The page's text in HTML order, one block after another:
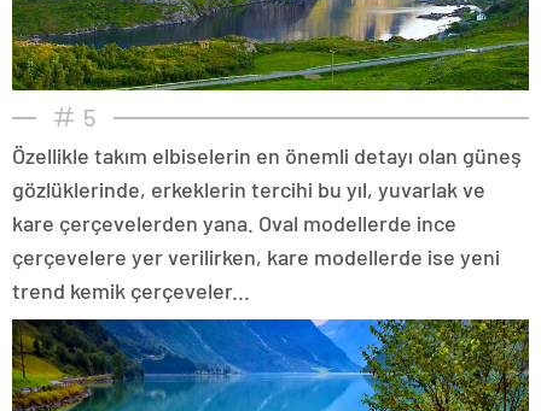
5
Özellikle takım elbiselerin en önemli detayı olan güneş
gözlüklerinde, erkeklerin tercihi bu yıl, yuvarlak ve
kare çerçevelerden yana. Oval modellerde ince
çerçevelere yer verilirken, kare modellerde ise yeni
trend kemik çerçeveler...